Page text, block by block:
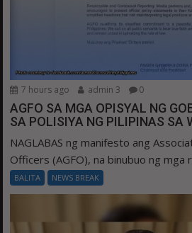
7 hours ago admin 3 0
AGFO SA MGA OPISYAL NG
SA POLISIYA NG PILIPINAS SA
NAGLABAS ng manifesto ang
Officers (AGFO), na binubuo ng mga
BALITA NEWS BREAK